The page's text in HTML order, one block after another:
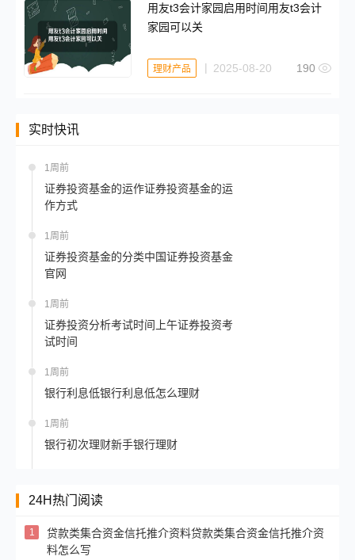
用友t3会计家园启用时间用友t3会计
家园可以关
理财产品 2025-08-20 190
实时快讯
1周前
证券投资基金的运作证券投资基金的运
作方式
1周前
证券投资基金的分类中国证券投资基金
官网
1周前
证券投资分析考试时间上午证券投资考
试时间
1周前
银行利息低银行利息低怎么理财
1周前
银行初次理财新手银行理财
24H热门阅读
1
贷款类集合资金信托推介资料贷款类集合资金信托推介资
料怎么写